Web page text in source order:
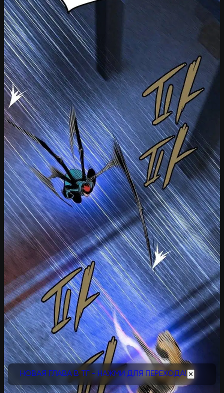
НОВАЯ ГЛАВА В ТГ - НАЖМИ ДЛЯ ПЕРЕХОДА! ✕